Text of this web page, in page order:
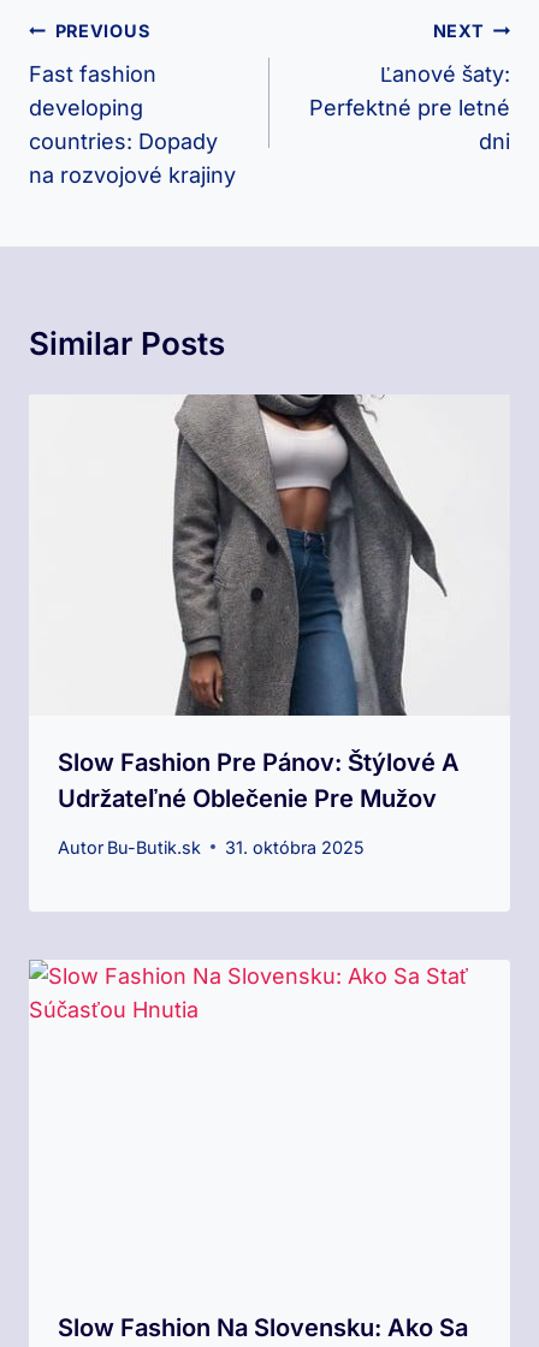
Navigácia
V
Článku
PREVIOUS
Fast fashion
developing
countries: Dopady
na rozvojové krajiny
NEXT
Ľanové šaty:
Perfektné pre letné
dni
Similar Posts
Slow Fashion Pre Pánov: Štýlové A
Udržateľné Oblečenie Pre Mužov
Autor Bu-Butik.sk 31. októbra 2025
Slow Fashion Na Slovensku: Ako Sa